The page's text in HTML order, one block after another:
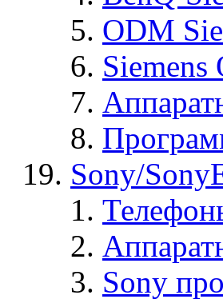
ODM
Siemens
Sony/
Sony